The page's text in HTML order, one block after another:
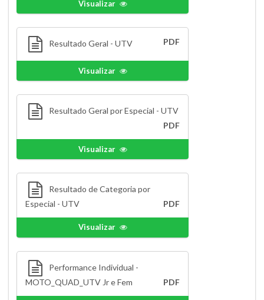
Visualizar
Resultado Geral - UTV PDF
Visualizar
Resultado Geral por Especial - UTV
PDF
Visualizar
Resultado de Categoria por
Especial - UTV
PDF
Visualizar
Performance Individual -
MOTO_QUAD_UTV Jr e Fem
PDF